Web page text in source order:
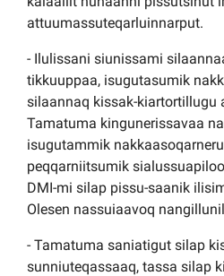
attuumassuteqarluinnarput.
- Ilulissani siunissami
tikkuuppaa, isugutasumik
silaannaq kissak-kiartortillugu
Tamatuma kingunerissavaa
isugutammik
peqqarniitsumik
DMI-mi silap pissu-saanik
Olesen nassuiaavoq
- Tamatuma saniatigut silap
sunniuteqassaaq, tassa silap